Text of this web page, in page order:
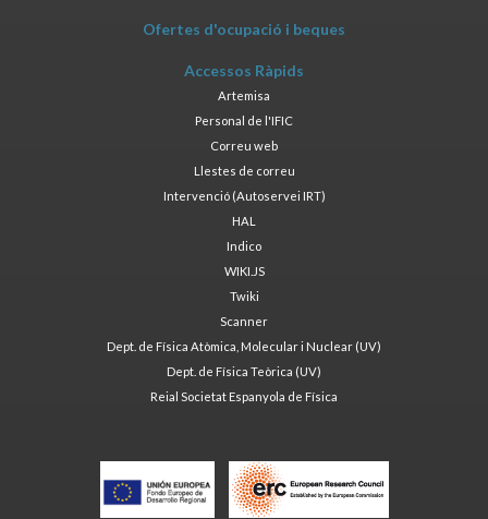
Ofertes d'ocupació i beques
Accessos Ràpids
Artemisa
Personal de l'IFIC
Correu web
Llestes de correu
Intervenció (Autoservei IRT)
HAL
Indico
WIKI.JS
Twiki
Scanner
Dept. de Física Atòmica, Molecular i Nuclear (UV)
Dept. de Física Teòrica (UV)
Reial Societat Espanyola de Física